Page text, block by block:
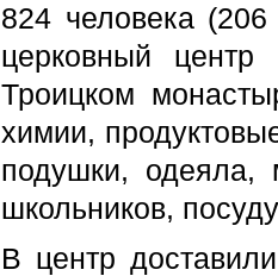
824 человека
церковный
Троицком
химии,
подушки, одеяла,
школьников,
В центр